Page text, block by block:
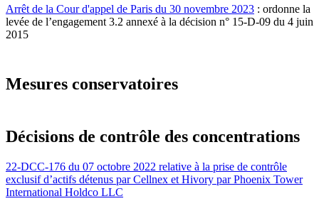
Arrêt de la Cour d'appel de Paris du 30 novembre 2023 : ordonne la
levée de l’engagement 3.2 annexé à la décision n° 15-D-09 du 4 juin
2015
Mesures conservatoires
Décisions de contrôle des concentrations
22-DCC-176 du 07 octobre 2022 relative à la prise de contrôle
exclusif d’actifs détenus par Cellnex et Hivory par Phoenix Tower
International Holdco LLC